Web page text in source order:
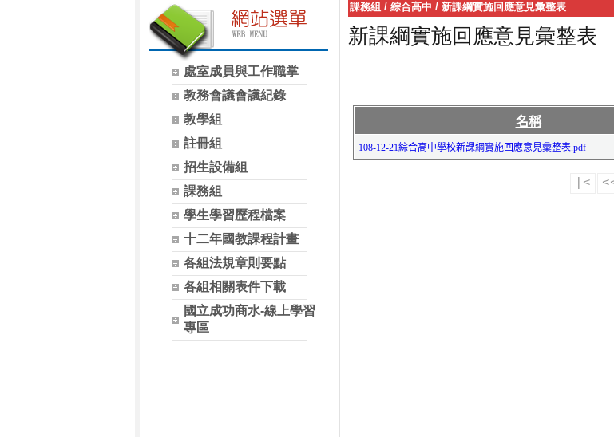
處室成員與工作職掌
教務會議會議紀錄
教學組
註冊組
招生設備組
課務組
學生學習歷程檔案
十二年國教課程計畫
各組法規章則要點
各組相關表件下載
國立成功商水-線上學習
專區
課務組 / 綜合高中 / 新課綱實施回應意見彙整表
新課綱實施回應意見彙整表